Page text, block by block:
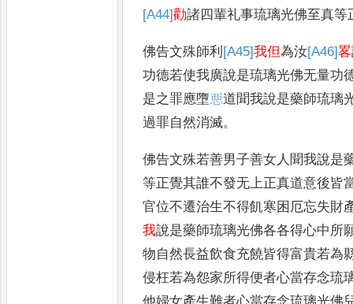
[A44]勸諸四輩礼事琉璃光佛至真等
佛告文殊師利 [A45]我但為汝[A46]畧
功德若使我廣說是琉璃光佛无量功
是之罪應墮𢙣道聞我說是藥師琉璃
過罪自然消滅。
佛告文殊若善男子善女人聞我說是
等正覺其誰不發无上正真道意後皆
官位不遷治生不得飢寒困厄忘失財
我說是藥師琉璃光佛各各得心中所
物自然長益飲食充饒皆得富貴若為
侵枉若為怨家所得便者心當存念琉